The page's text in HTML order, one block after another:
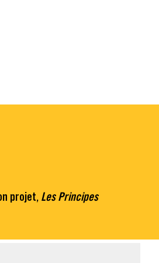
projet, Les Principes